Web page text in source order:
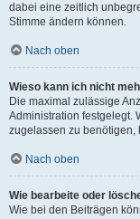
dabei eine zeitlich
Stimme ändern können.
Nach oben
Wieso kann ich nicht
Die maximal zulässige
Administration festgelegt.
zugelassen zu benötigen,
Nach oben
Wie bearbeite oder
Wie bei den Beiträgen